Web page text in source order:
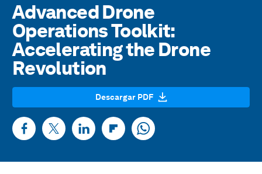
Advanced Drone
Operations Toolkit:
Accelerating the Drone
Revolution
Descargar PDF